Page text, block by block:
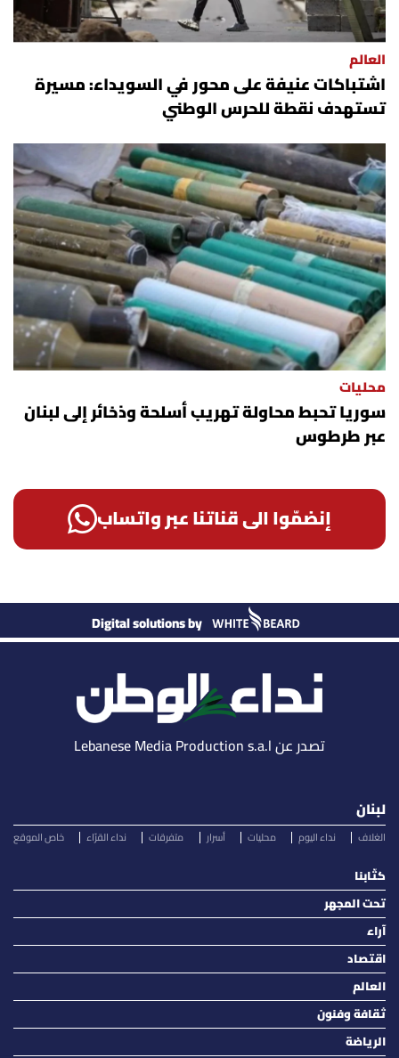
العالم
اشتباكات عنيفة على محور في السويداء: مسيرة
تستهدف نقطة للحرس الوطني
محليات
سوريا تحبط محاولة تهريب أسلحة وذخائر إلى لبنان
عبر طرطوس
إنضمّوا الى قناتنا عبر واتساب
Digital solutions by
تصدر عن Lebanese Media Production s.a.l
لبنان
الغلاف نداء اليوم محليات أسرار متفرقات نداء القرّاء خاص الموقع
كتّابنا
تحت المجهر
آراء
اقتصاد
العالم
ثقافة وفنون
الرياضة